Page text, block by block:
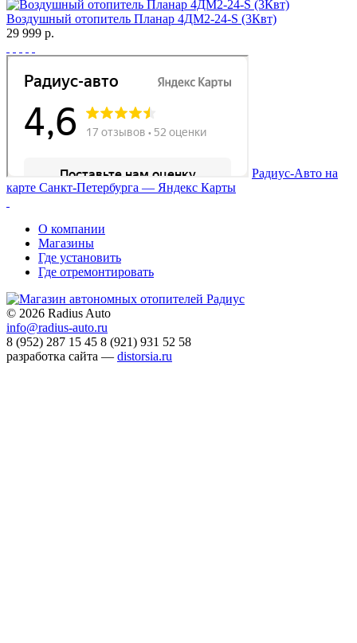
Воздушный отопитель Планар 4ДМ2-24-S (3Квт)
29 999 р.
Радиус-Авто на
карте Санкт‑Петербурга — Яндекс Карты
О компании
Магазины
Где установить
Где отремонтировать
© 2026 Radius Auto
info@radius-auto.ru
8 (952) 287 15 45 8 (921) 931 52 58
разработка сайта — distorsia.ru